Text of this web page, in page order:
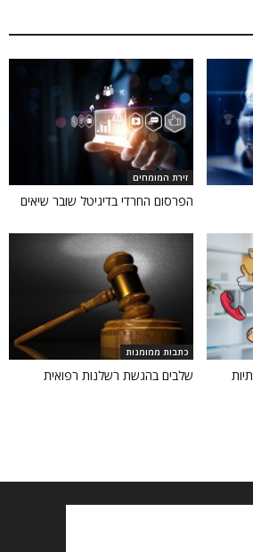
זירת המומחים
הפרסום החרדי בדיגיטל שובר שיאים
כתבות ממומנות
שלבים בהגשת רשלנות רפואית